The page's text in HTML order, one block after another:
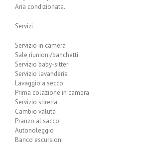
Aria condizionata.
Servizi
Servizio in camera
Sale riunioni/banchetti
Servizio baby-sitter
Servizio lavanderia
Lavaggio a secco
Prima colazione in camera
Servizio stireria
Cambio valuta
Pranzo al sacco
Autonoleggio
Banco escursioni